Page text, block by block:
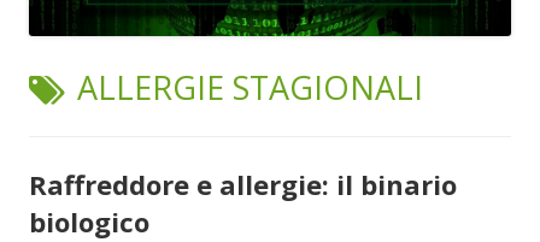
TAG:
ALLERGIE STAGIONALI
Raffreddore e allergie: il binario
biologico